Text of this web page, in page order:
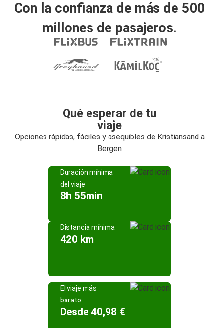
Con la confianza de más de 500
millones de pasajeros.
Qué esperar de tu
viaje
Opciones rápidas, fáciles y asequibles de Kristiansand a
Bergen
Duración mínima
del viaje
8h 55min
Distancia mínima
420 km
El viaje más
barato
Desde 40,98 €